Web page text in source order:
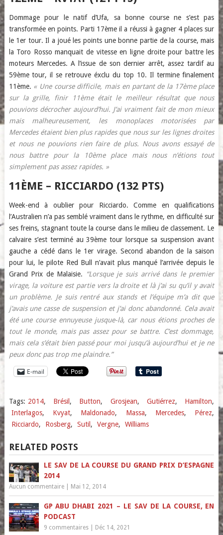
Dommage pour le natif d’Ufa, sa bonne course ne s’est pas
transformée en points. Parti 17ème il a réussi à gagner 4 places sur
le 1er tour. Il a joué les points une bonne partie de la course, mais
la Toro Rosso manquait de vitesse en ligne droite pour battre les
moteurs Mercedes. A l’issue de son dernier arrêt, assez tardif au
59ème tour, il se retrouve éxclu du top 10. Il termine finalement
11ème. « Une course difficile, mais en partant de la 17ème place
sur la grille, finir 11ème était le meilleur résultat que nous
pouvions décrocher aujourd’hui. J’ai vraiment fait de mon mieux
mais malheureusement, les monoplaces motorisées par
Mercedes étaient bien plus rapides que nous sur les lignes droites
et nous ne pouvions rien faire de plus. Nous avons essayé de
nous battre pour la 10ème place mais nous n’étions tout
simplement pas assez rapides. »
11ÈME – RICCIARDO (132 PTS)
Week-end à oublier pour Ricciardo. Comme en qualifications
l’Australien n’a pas semblé vraiment dans le rythme, en difficulté sur
ses freins, stagnant toute la course dans le milieu de classement. Le
calvaire s’est terminé au 39ème tour lorsque sa suspension avant
gauche a cédé dans le 1er virage. Second abandon de la saison
pour lui, le pilote Red Bull n’avait plus manqué l’arrivée depuis le
Grand Prix de Malaisie.
“Lorsque je suis arrivé dans le premier
virage, la voiture est partie vers la droite et là j’ai su qu’il y avait
un problème. Je suis rentré aux stands et l’équipe m’a dit que
j’avais une casse de suspension et j’ai donc abandonné. Cela avait
été une course ennuyeuse jusque-là, car nous étions proches de
tout le monde, mais pas assez pour se battre. C’est dommage,
mais cela s’était bien passé pour moi jusqu’à aujourd’hui et je ne
peux donc pas trop me plaindre.”
E-mail
Tags: 2014, Brésil , Button, Grosjean, Gutiérrez, Hamilton,
Interlagos, Kvyat, Maldonado, Massa, Mercedes, Pérez,
Ricciardo, Rosberg, Sutil , Vergne, Williams
RELATED POSTS
LE SAV DE LA COURSE DU GRAND PRIX D’ESPAGNE
2014
Aucun commentaire| Mai 12, 2014
GP ABU DHABI 2021 – LE SAV DE LA COURSE, EN
PODCAST
9 commentaires| Déc 14, 2021